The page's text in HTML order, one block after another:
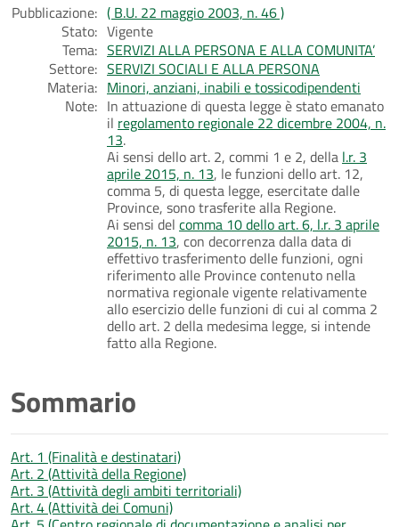
Pubblicazione: ( B.U. 22 maggio 2003, n. 46 )
Stato: Vigente
Tema: SERVIZI ALLA PERSONA E ALLA COMUNITA’
Settore: SERVIZI SOCIALI E ALLA PERSONA
Materia: Minori, anziani, inabili e tossicodipendenti
Note: In attuazione di questa legge è stato emanato
il regolamento regionale 22 dicembre 2004, n.
13.
Ai sensi dello art. 2, commi 1 e 2, della l.r. 3
aprile 2015, n. 13, le funzioni dello art. 12,
comma 5, di questa legge, esercitate dalle
Province, sono trasferite alla Regione.
Ai sensi del comma 10 dello art. 6, l.r. 3 aprile
2015, n. 13, con decorrenza dalla data di
effettivo trasferimento delle funzioni, ogni
riferimento alle Province contenuto nella
normativa regionale vigente relativamente
allo esercizio delle funzioni di cui al comma 2
dello art. 2 della medesima legge, si intende
fatto alla Regione.
Sommario
Art. 1 (Finalità e destinatari)
Art. 2 (Attività della Regione)
Art. 3 (Attività degli ambiti territoriali)
Art. 4 (Attività dei Comuni)